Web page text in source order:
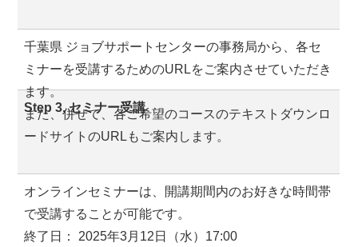
千葉県 ジョブサポートセンターの事務局から、各セ
ミナーを受講するためのURLをご案内させていただき
ます。
また、併せて、各ご希望のコースのテキストダウンロ
ードサイトのURLもご案内します。
Step 3. セミナー受講
オンラインセミナーは、開講期間内のお好きな時間帯
で受講することが可能です。
終了日： 2025年3月12日（水）17:00